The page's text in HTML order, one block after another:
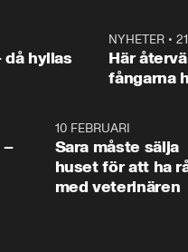
då hyllas
NYHETER •
Här
fångarna
10 FEBRUARI
Sara måste sälja
huset för att ha
med veterinären